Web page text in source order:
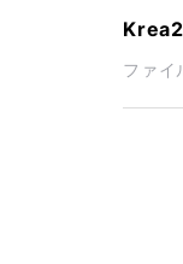
ファイ